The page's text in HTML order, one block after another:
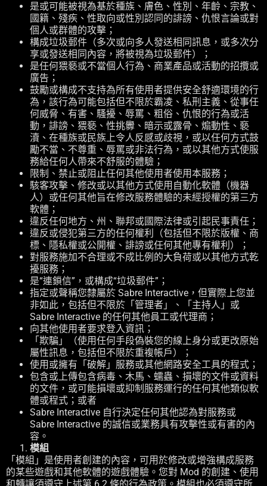
是或可能被視為基於種族、膚色、性別、年齡、宗教、
國籍、殘疾、性取向或性別認同的誹謗、仇恨言論或對
個人或群體的攻擊；
構成垃圾郵件（多次或向多人發送相同訊息，或多次分
享或發送相同內容，將被視為垃圾郵件）；
是任何猥褻或不當個人行為、商業產品或活動的招攬或
廣告；
鼓勵或構成不支持為所有使用者提供安全舒適環境的行
為，該行為可能包括但不限於霸凌、私刑主義、從事任
何威脅、有害、騷擾、辱罵、粗俗、仇恨的行為或活
動，誹謗、猥褻、性挑釁、暗示或露骨、煽動性、褻
瀆、在種族或民族上令人反感或歧視，或以任何方式鼓
勵不當、不尊重、辱罵或非法行為，或以其他方式使服
務給任何人帶來不舒服的體驗；
限制、禁止或阻止任何其他使用者使用本服務；
駭客攻擊、修改或以其他方式使用自動化軟體（機器
人）或任何其他旨在修改服務體驗的未經授權的第三方
軟體；
違反任何地方、州、聯邦或國際法律或引起民事責任；
違反或侵犯第三方的任何權利（包括但不限於版權、商
標、隱私權或公開權、誹謗或任何其他專有權利）；
對服務施加不合理或不成比例的大負荷或以其他方式乾
擾服務；
是“連鎖信”，或構成“垃圾郵件”；
指定或聲稱您隸屬於 Sabre Interactive，但實際上您並
非如此，包括但不限於「管理者」、「主持人」或
Sabre Interactive 的任何其他員工或代理商；
向其他使用者要求登入資訊；
「欺騙」（使用任何手段偽裝您的線上身分或更改原始
屬性訊息，包括但不限於重複帳戶）；
使用或擁有「破解」服務或其他網路安全工具的程式；
包含或上傳包含病毒、木馬、蠕蟲、損壞的文件或資料
的文件，或可能損壞或抑制服務運行的任何其他類似軟
體或程式；或者
Sabre Interactive 自行決定任何其他認為對服務或
Sabre Interactive 的誠信或業務具有攻擊性或有害的內
容。
模組
「模組」是使用者創建的內容，可用於修改或增強構成服務
的某些遊戲和其他軟體的遊戲體驗。您對 Mod 的創建、使用